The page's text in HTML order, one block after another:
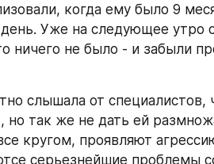
когда ему было 9
Уже на следующее утро
ничего не было - и забыли
слышала от специалистов,
но так же не дать ей
кругом, проявляют
серьезнейшие проблемы